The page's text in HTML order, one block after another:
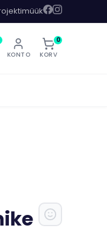
KONTO
0
KORV